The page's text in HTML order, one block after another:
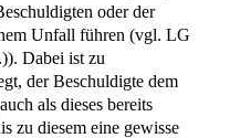
oder der
Unfall führen (vgl. LG
Dabei ist zu
der Beschuldigte dem
als dieses bereits
zu diesem eine gewisse